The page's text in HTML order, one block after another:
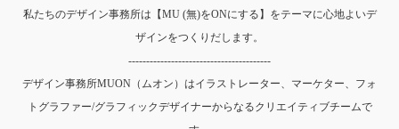
私たちのデザイン事務所は【MU (無)をONにする】をテーマに心地よいデ
ザインをつくりだします。
----------------------------------------
デザイン事務所MUON（ムオン）はイラストレーター、マーケター、フォ
トグラファー/グラフィックデザイナーからなるクリエイティブチームで